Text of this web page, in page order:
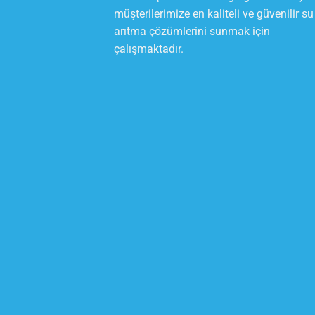
müşterilerimize en kaliteli ve güvenilir su
arıtma çözümlerini sunmak için
çalışmaktadır.